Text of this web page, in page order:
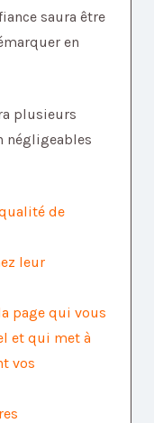
saura être
en
plusieurs
négligeables
de
leur
page qui vous
et qui met à
vos